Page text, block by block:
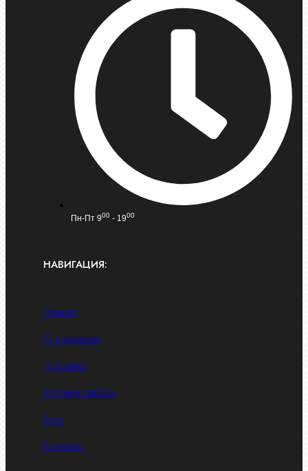
Пн-Пт 900 - 1900
НАВИГАЦИЯ:
Главная
О компании
Доставка
Условия работы
Блог
Контакты